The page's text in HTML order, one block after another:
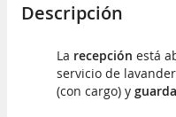
Descripción
La recepción está
servicio de
(con cargo) y